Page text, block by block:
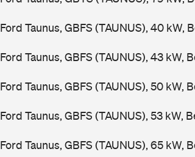
Ford Taunus, GBFS (TAUNUS), 40 kW,
Ford Taunus, GBFS (TAUNUS), 43 kW,
Ford Taunus, GBFS (TAUNUS), 50 kW,
Ford Taunus, GBFS (TAUNUS), 53 kW,
Ford Taunus, GBFS (TAUNUS), 65 kW,